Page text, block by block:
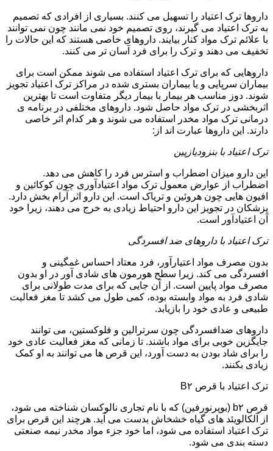
داروها ترک اعتیاد را تسهیل می کنند. بسیاری از افرادی که تصمیم
به ترک اعتیاد می گیرند، روی تصمیم خود نمی مانند چون نمی توانند
با علائم ترک مواد کنار بیایند. داروهای خاصی هستند که این حالات را
تخفیف می دهند و ترک را برای فرد آسان تر می کنند.
داروهایی که برای ترک اعتیاد استفاده می شوند ممکن است برای
بیماران سرپایی و یا بیماران بستری شده در مراکز ترک اعتیاد تجویز
شوند. دوز مناسب هر بیمار با بیمار دیگر متفاوت است تا بهترین
اثربخشی در ترک مواد حاصل شود. داروهای مختلفی در برنامه ی
درمانی ترک مواد مخدر استفاده می شوند و هر کدام اثر خاصی
دارند. این داروها عبارت اند از:
ترک اعتیاد با بنزودیازپین
این دارو میزان اضطراب و استرس فرد را کاهش می دهد.
اضطراب از عوارض معمول ترک مواد اعتیادآوری چون کوکائین و
افیون هایی چون هروئین و تریاک است. این دارو اثر آرام بخش دارد.
پزشکان در تجویز این دارو احتیاط زیادی به خرج می دهند، زیرا خود
آن اعتیادآور است.
ترک اعتیاد با داروهای ضد افسردگی
بدون مصرف مواد اعتیارآور، فرد معتاد احساس غمگینی و
افسردگی می کند. زیرا سطح هورمون های شادی آور در او بدون
مصرف مواد پایین است. از آن جایی که برای مدت طولانی برای
شادی فرد به مواد وابسته بوده، کمی طول می کشد تا مغز فعالیت
طبیعی و عادی خود را بازیابد.
داروهای ضدافسردگی چون سرترالین و فلوکستین، می توانند
جایگزین خوبی برای مواد باشند. تا زمانی که مغز فعالیت عادی خود
را برای شاد بودن به دست آورد، این قرص ها می توانند به او کمک
زیادی بکنند.
ترک اعتیاد با قرص B۲
قرص b۲ (بوپرنورفین) که با نام تجاری نالوکسان شناخته می شود،
از آلکالویئد های گیاه خشخاش بدست می آید. هرچند این قرص برای
ترک اعتیاد استفاده می شود، اما خود جزء مواد مخدر نیمه صنعتی
دسته بندی می شود.